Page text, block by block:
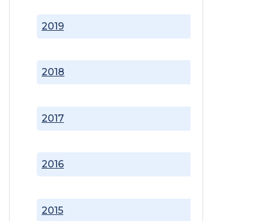
2015
2016
2017
2018
2019